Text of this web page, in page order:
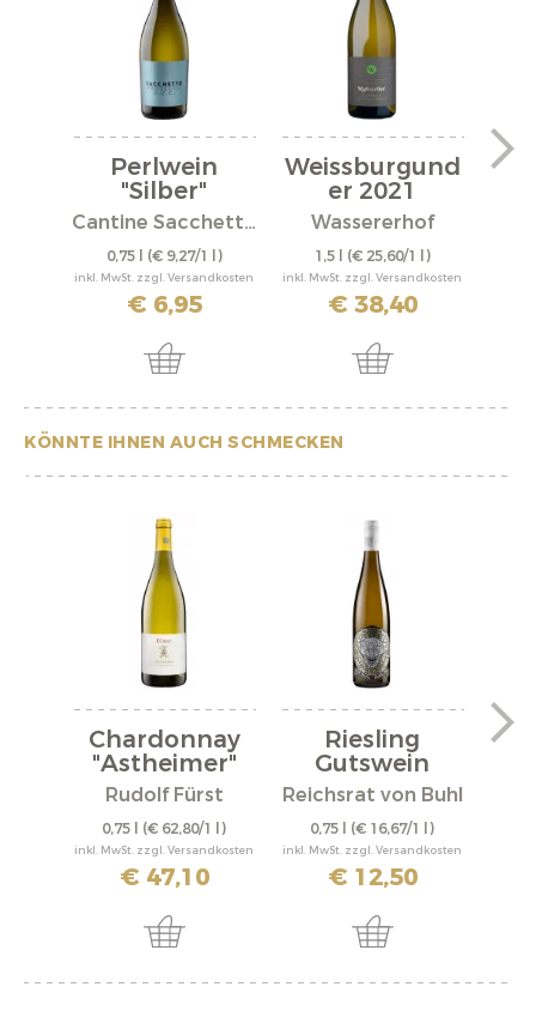
Perlwein
"Silber"
Cantine Sacchetto S.r.l.
0,75 l (€ 9,27/1 l)
inkl. MwSt. zzgl. Versandkosten
€ 6,95
Weissburgund
er 2021
Wassererhof
1,5 l (€ 25,60/1 l)
inkl. MwSt. zzgl. Versandkosten
€ 38,40
KÖNNTE IHNEN AUCH SCHMECKEN
Chardonnay
"Astheimer"
2022
Rudolf Fürst
0,75 l (€ 62,80/1 l)
inkl. MwSt. zzgl. Versandkosten
€ 47,10
Riesling
Gutswein
"Bone Dry"...
Reichsrat von Buhl
0,75 l (€ 16,67/1 l)
inkl. MwSt. zzgl. Versandkosten
€ 12,50